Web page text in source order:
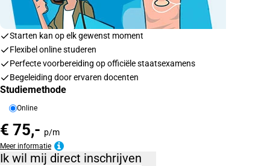
Starten kan op elk gewenst moment
Flexibel online studeren
Perfecte voorbereiding op officiële staatsexamens
Begeleiding door ervaren docenten
Studiemethode
Online
€ 75,- p/m
Meer informatie
Ik wil mij direct inschrijven